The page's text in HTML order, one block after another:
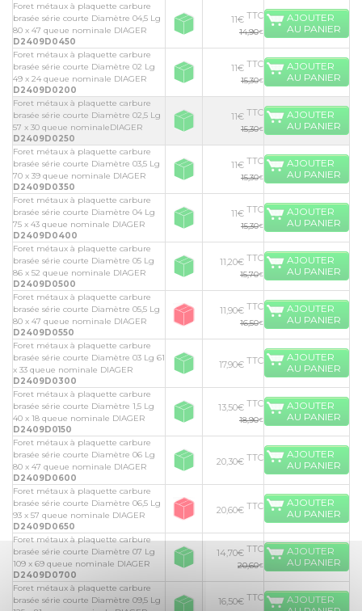
Foret métaux à plaquette carbure
brasée série courte Diamètre 04,5 Lg
80 x 47 queue nominale DIAGER
D2409D0450
11€ TTC
14,90€
AJOUTER
AU PANIER
Foret métaux à plaquette carbure
brasée série courte Diamètre 02 Lg
49 x 24 queue nominale DIAGER
D2409D0200
11€ TTC
15,30€
AJOUTER
AU PANIER
Foret métaux à plaquette carbure
brasée série courte Diamètre 02,5 Lg
57 x 30 queue nominaleDIAGER
D2409D0250
11€ TTC
15,30€
AJOUTER
AU PANIER
Foret métaux à plaquette carbure
brasée série courte Diamètre 03,5 Lg
70 x 39 queue nominale DIAGER
D2409D0350
11€ TTC
15,30€
AJOUTER
AU PANIER
Foret métaux à plaquette carbure
brasée série courte Diamètre 04 Lg
75 x 43 queue nominale DIAGER
D2409D0400
11€ TTC
15,30€
AJOUTER
AU PANIER
Foret métaux à plaquette carbure
brasée série courte Diamètre 05 Lg
86 x 52 queue nominale DIAGER
D2409D0500
11,20€ TTC
15,70€
AJOUTER
AU PANIER
Foret métaux à plaquette carbure
brasée série courte Diamètre 05,5 Lg
80 x 47 queue nominale DIAGER
D2409D0550
11,90€ TTC
16,50€
AJOUTER
AU PANIER
Foret métaux à plaquette carbure
brasée série courte Diamètre 03 Lg 61
x 33 queue nominale DIAGER
D2409D0300
17,90€ TTC
AJOUTER
AU PANIER
Foret métaux à plaquette carbure
brasée série courte Diamètre 1,5 Lg
40 x 18 queue nominale DIAGER
D2409D0150
13,50€ TTC
18,90€
AJOUTER
AU PANIER
Foret métaux à plaquette carbure
brasée série courte Diamètre 06 Lg
80 x 47 queue nominale DIAGER
D2409D0600
20,30€ TTC
AJOUTER
AU PANIER
Foret métaux à plaquette carbure
brasée série courte Diamètre 06,5 Lg
93 x 57 queue nominale DIAGER
D2409D0650
20,60€ TTC
AJOUTER
AU PANIER
Foret métaux à plaquette carbure
brasée série courte Diamètre 07 Lg
109 x 69 queue nominale DIAGER
D2409D0700
14,70€ TTC
20,60€
AJOUTER
AU PANIER
Foret métaux à plaquette carbure
brasée série courte Diamètre 09,5 Lg
16,50€ TTC
AJOUTER